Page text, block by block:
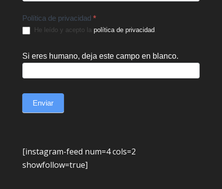
Política de privacidad *
He leído y acepto la política de privacidad.
Si eres humano, deja este campo en blanco.
Enviar
[instagram-feed num=4 cols=2
showfollow=true]